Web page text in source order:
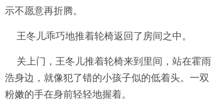
示不愿意再折腾。
王冬儿乖巧地推着轮椅返回了房间之中。
关上门，王冬儿推着轮椅来到里间，站在霍雨
浩身边，就像犯了错的小孩子似的低着头。一双
粉嫩的手在身前轻轻地握着。